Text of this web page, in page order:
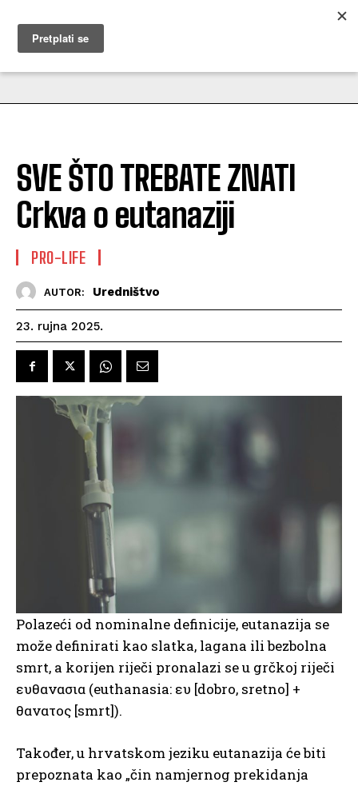
MUŽEVNI BUDITE
SVE ŠTO TREBATE ZNATI
Crkva o eutanaziji
PRO-LIFE
AUTOR: Uredništvo
23. rujna 2025.
Polazeći od nominalne definicije, eutanazija se
može definirati kao slatka, lagana ili bezbolna
smrt, a korijen riječi pronalazi se u grčkoj riječi
ευθανασια (euthanasia: ευ [dobro, sretno] +
θανατος [smrt]).
Također, u hrvatskom jeziku eutanazija će biti
prepoznata kao „čin namjernog prekidanja